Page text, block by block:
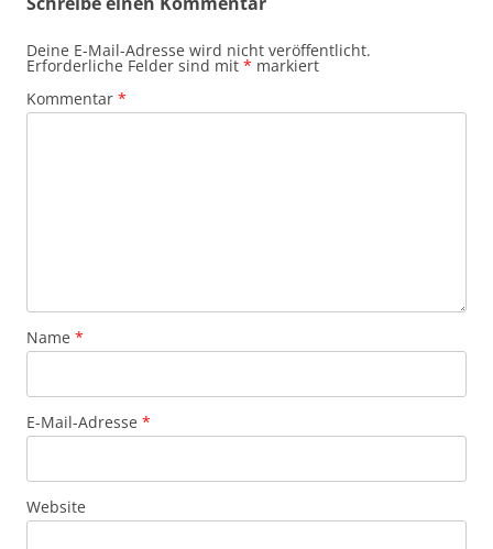
Deine E-Mail-Adresse wird nicht veröffentlicht.
Erforderliche Felder sind mit * markiert
Kommentar *
Name *
E-Mail-Adresse *
Website